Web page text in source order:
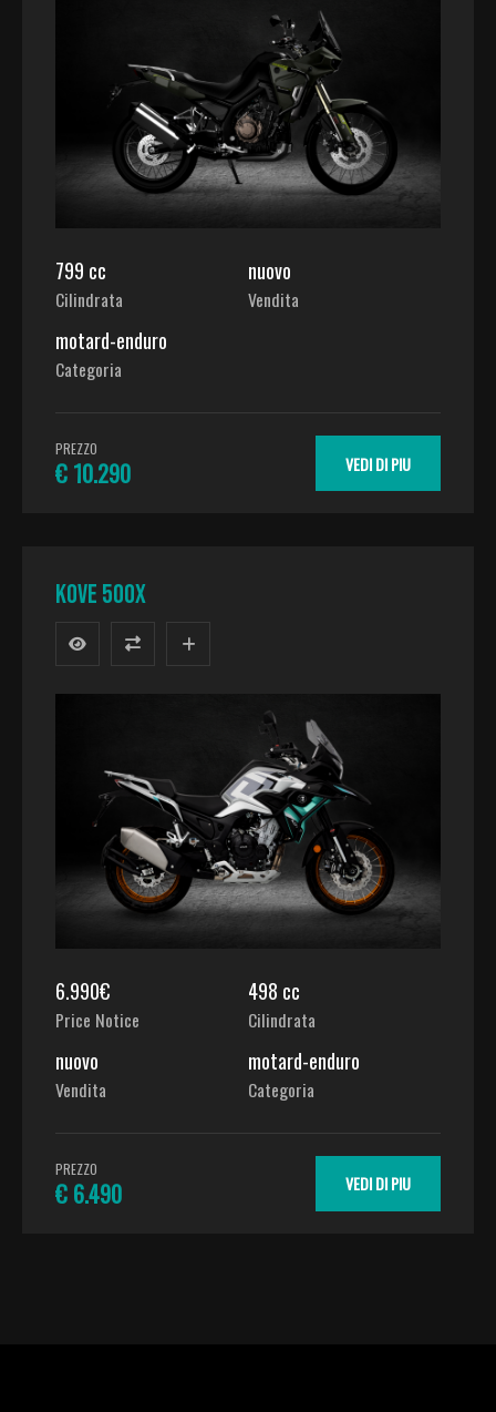
799 cc
Cilindrata
nuovo
Vendita
motard-enduro
Categoria
PREZZO
€ 10.290 VEDI DI PIU
Kove 500X
6.990€
Price Notice
498 cc
Cilindrata
nuovo
Vendita
motard-enduro
Categoria
PREZZO
€ 6.490 VEDI DI PIU